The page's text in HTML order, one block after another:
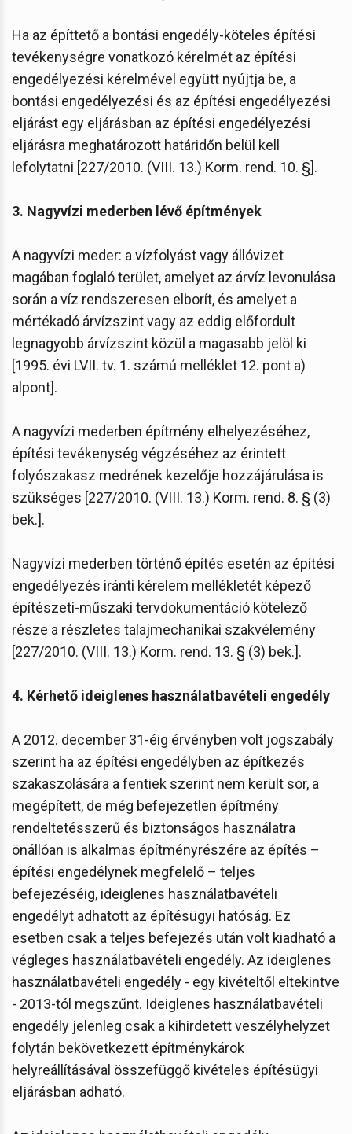
Ha az építtető a bontási engedély-köteles építési
tevékenységre vonatkozó kérelmét az építési
engedélyezési kérelmével együtt nyújtja be, a
bontási engedélyezési és az építési engedélyezési
eljárást egy eljárásban az építési engedélyezési
eljárásra meghatározott határidőn belül kell
lefolytatni [227/2010. (VIII. 13.) Korm. rend. 10. §].
3. Nagyvízi mederben lévő építmények
A nagyvízi meder: a vízfolyást vagy állóvizet
magában foglaló terület, amelyet az árvíz levonulása
során a víz rendszeresen elborít, és amelyet a
mértékadó árvízszint vagy az eddig előfordult
legnagyobb árvízszint közül a magasabb jelöl ki
[1995. évi LVII. tv. 1. számú melléklet 12. pont a)
alpont].
A nagyvízi mederben építmény elhelyezéséhez,
építési tevékenység végzéséhez az érintett
folyószakasz medrének kezelője hozzájárulása is
szükséges [227/2010. (VIII. 13.) Korm. rend. 8. § (3)
bek.].
Nagyvízi mederben történő építés esetén az építési
engedélyezés iránti kérelem mellékletét képező
építészeti-műszaki tervdokumentáció kötelező
része a részletes talajmechanikai szakvélemény
[227/2010. (VIII. 13.) Korm. rend. 13. § (3) bek.].
4. Kérhető ideiglenes használatbavételi engedély
A 2012. december 31-éig érvényben volt jogszabály
szerint ha az építési engedélyben az építkezés
szakaszolására a fentiek szerint nem került sor, a
megépített, de még befejezetlen építmény
rendeltetésszerű és biztonságos használatra
önállóan is alkalmas építményrészére az építés –
építési engedélynek megfelelő – teljes
befejezéséig, ideiglenes használatbavételi
engedélyt adhatott az építésügyi hatóság. Ez
esetben csak a teljes befejezés után volt kiadható a
végleges használatbavételi engedély. Az ideiglenes
használatbavételi engedély - egy kivételtől eltekintve
- 2013-tól megszűnt. Ideiglenes használatbavételi
engedély jelenleg csak a kihirdetett veszélyhelyzet
folytán bekövetkezett építménykárok
helyreállításával összefüggő kivételes építésügyi
eljárásban adható.